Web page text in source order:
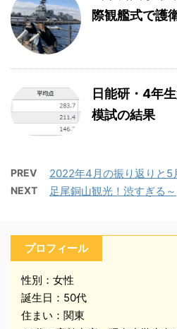
際観艦式で護
日能研・4年
模試の結果
PREV 2022年4月の振り返りと5
NEXT 足尾銅山観光！渋すぎる～
プロフィール
性別：女性
誕生日：50代
住まい：関東